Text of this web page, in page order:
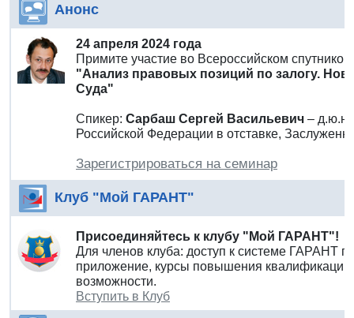
Анонс
24 апреля 2024 года
Примите участие во Всероссийском
"Анализ правовых позиций по залогу.
Суда"
Спикер: Сарбаш Сергей Васильевич –
Российской Федерации в отставке,
Зарегистрироваться на семинар
Клуб "Мой ГАРАНТ"
Присоединяйтесь к клубу "Мой ГАРАНТ"!
Для членов клуба: доступ к системе ГАРАНТ
приложение, курсы повышения квалификации
возможности.
Вступить в Клуб